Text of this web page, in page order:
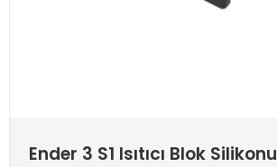
Ender 3 S1 Isıtıcı Blok Silikonu